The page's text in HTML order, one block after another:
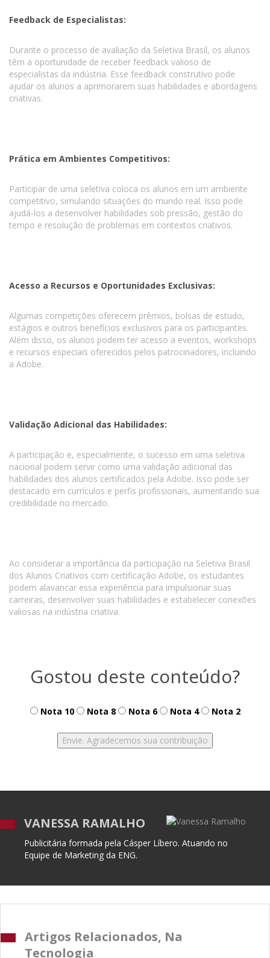
Feedback de Especialistas:
Durante o processo de avaliação da Seletiva Brasil, os alunos
têm a oportunidade de receber feedback valioso de
especialistas da indústria. Esse feedback construtivo pode
ajudar os alunos a aprimorarem suas habilidades e abordagens
criativas.
Prática em Ambientes Competitivos:
Participar de uma seletiva coloca os alunos em um ambiente
competitivo, simulando situações do mundo real. Isso pode
ajudá-los a desenvolver habilidades sob pressão, gestão do
tempo e resolução de problemas em contextos criativos.
Acesso a Recursos e Oportunidades Exclusivas:
Algumas competições oferecem prêmios, bolsas de estudo,
estágios e outros benefícios exclusivos para os participantes.
Além disso, os alunos podem ter acesso a eventos, workshops
e recursos especiais oferecidos pelos patrocinadores, incluindo
a Adobe.
Validação Adicional das Habilidades:
A participação e, especialmente, o sucesso em uma seletiva
nacional podem servir como uma validação adicional das
habilidades dos alunos certificados pela Adobe. Isso pode ser
destacado em currículos e perfis profissionais, aumentando sua
credibilidade no mercado.
Ao considerar a importância da participação na Seletiva Brasil
dos Alunos Criativos com certificação Adobe, os estudantes
podem alavancar essa experiência para impulsionar suas
carreiras, desenvolver suas habilidades e estabelecer conexões
valiosas na indústria criativa.
Gostou deste conteúdo?
Nota 10 Nota 8 Nota 6 Nota 4 Nota 2
VANESSA RAMALHO
Publicitária formada pela Cásper Líbero. Atuando no
Equipe de Marketing da ENG.
Artigos Relacionados, Na
Tecnologia